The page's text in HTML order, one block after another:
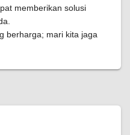
memberikan solusi
berharga; mari kita jaga